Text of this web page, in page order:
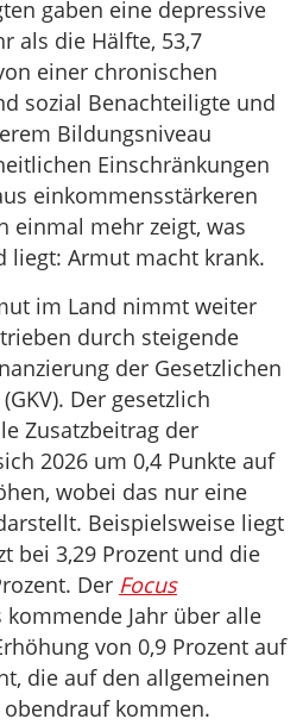
gaben eine depressive
als die Hälfte, 53,7
einer chronischen
sozial Benachteiligte und
Bildungsniveau
Einschränkungen
einkommensstärkeren
einmal mehr zeigt, was
liegt: Armut macht krank.
im Land nimmt weiter
durch steigende
der Gesetzlichen
Der gesetzlich
Zusatzbeitrag der
2026 um 0,4 Punkte auf
wobei das nur eine
Beispielsweise liegt
bei 3,29 Prozent und die
Der Focus
Jahr über alle
von 0,9 Prozent auf
die auf den allgemeinen
obendrauf kommen.